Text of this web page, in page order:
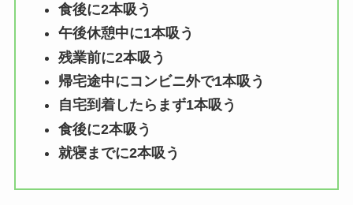
食後に2本吸う
午後休憩中に1本吸う
残業前に2本吸う
帰宅途中にコンビニ外で1本吸う
自宅到着したらまず1本吸う
食後に2本吸う
就寝までに2本吸う